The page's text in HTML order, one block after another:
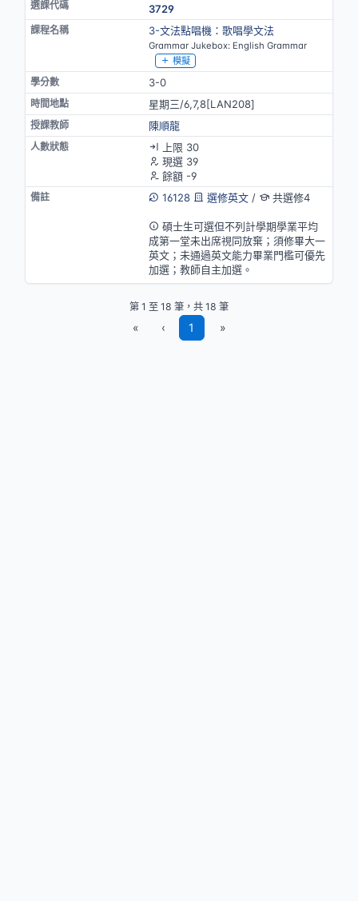
3729
3-文法點唱機：歌唱學文法
Grammar Jukebox: English Grammar
模擬
3-0
星期三/6,7,8[LAN208]
陳順龍
上限 30
現選 39
餘額 -9
16128
選修英文/ 共選修4
碩士生可選但不列計學期學業平均
成第一堂未出席視同放棄；須修畢大一
英文；未通過英文能力畢業門檻可優先
加選；教師自主加選。
第 1 至 18 筆，共 18 筆
« ‹ 1 »